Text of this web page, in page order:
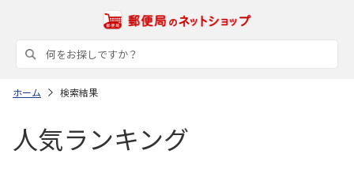
ホーム 検索結果
人気ランキング